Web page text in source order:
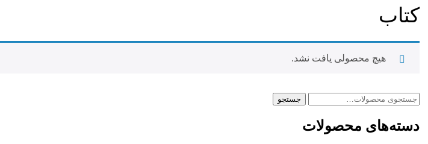
کتاب
هیچ محصولی یافت نشد.
جستجو
جستجو
دسته‌های محصولات